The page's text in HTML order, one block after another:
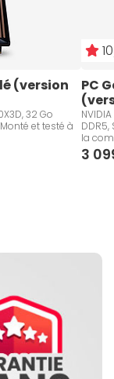
(version
32 Go
Monté et testé à
PC
DDR5,
la
3